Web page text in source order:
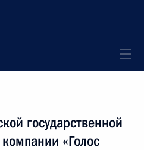
государственной
«Голос